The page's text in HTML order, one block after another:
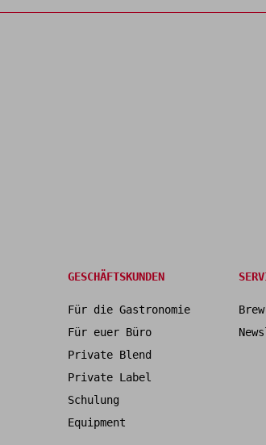
GESCHÄFTSKUNDEN
Für die Gastronomie
Für euer Büro
Private Blend
Private Label
Schulung
Equipment